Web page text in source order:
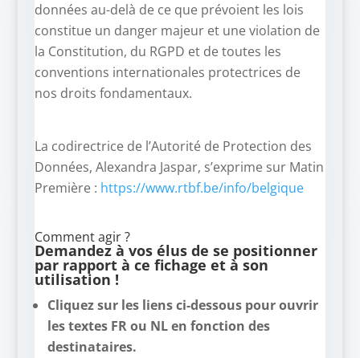
données au-delà de ce que prévoient les lois
constitue un danger majeur et une violation de
la Constitution, du RGPD et de toutes les
conventions internationales protectrices de
nos droits fondamentaux.
La codirectrice de l’Autorité de Protection des
Données, Alexandra Jaspar, s’exprime sur Matin
Première : https://www.rtbf.be/info/belgique
Comment agir ?
Demandez à vos élus de se positionner
par rapport à ce fichage et à son
utilisation !
Cliquez sur les liens ci-dessous pour ouvrir
les textes FR ou NL en fonction des
destinataires.